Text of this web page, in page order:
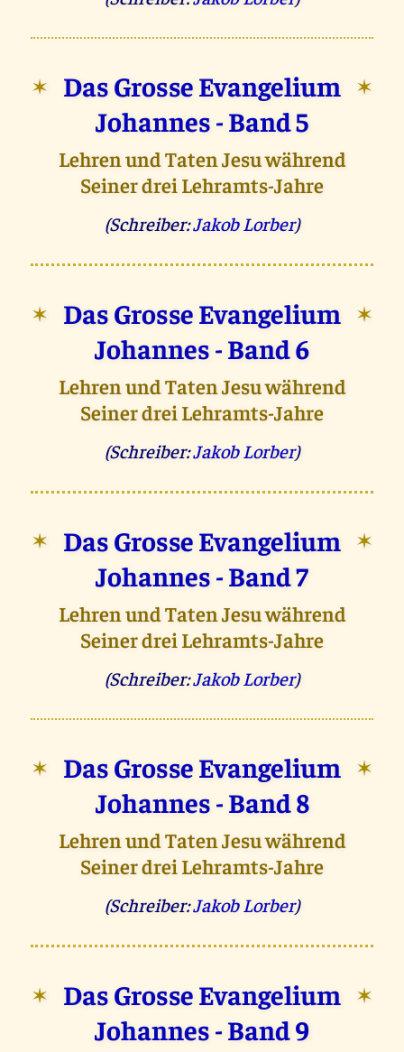
✶
Das Grosse Evangelium
Johannes - Band 5
✶
Lehren und Taten Jesu während
Seiner drei Lehramts-Jahre
(Schreiber:Jakob Lorber)
✶
Das Grosse Evangelium
Johannes - Band 6
✶
Lehren und Taten Jesu während
Seiner drei Lehramts-Jahre
(Schreiber:Jakob Lorber)
✶
Das Grosse Evangelium
Johannes - Band 7
✶
Lehren und Taten Jesu während
Seiner drei Lehramts-Jahre
(Schreiber:Jakob Lorber)
✶
Das Grosse Evangelium
Johannes - Band 8
✶
Lehren und Taten Jesu während
Seiner drei Lehramts-Jahre
(Schreiber:Jakob Lorber)
✶
Das Grosse Evangelium
Johannes - Band 9
✶